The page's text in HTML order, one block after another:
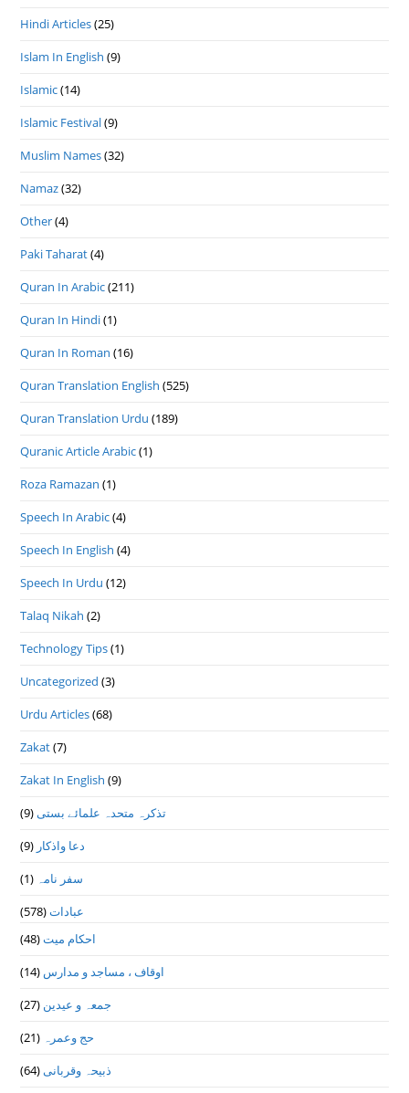
Hindi Articles(25)
Islam In English (9)
Islamic(14)
Islamic Festival(9)
Muslim Names(32)
Namaz(32)
Other(4)
Paki Taharat(4)
Quran In Arabic(211)
Quran In Hindi(1)
Quran In Roman (16)
Quran Translation English (525)
Quran Translation Urdu (189)
Quranic Article Arabic(1)
Roza Ramazan (1)
Speech In Arabic(4)
Speech In English (4)
Speech In Urdu (12)
Talaq Nikah (2)
Technology Tips(1)
Uncategorized (3)
Urdu Articles(68)
Zakat(7)
Zakat In English (9)
تذكرہ متحدہ علمائے بستى(9)
دعا واذكار (9)
سفر نامہ (1)
عبادات(578)
احکام میت(48)
اوقاف ، مساجد و مدارس (14)
جمعہ و عیدین (27)
حج وعمرہ (21)
ذبیحہ وقربانی(64)